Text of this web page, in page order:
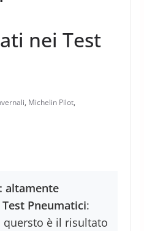
nei Test
, Michelin Pilot,
altamente
Pneumatici:
è il risultato